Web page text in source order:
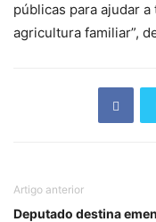
públicas para ajudar
agricultura familiar”,
Artigo anterior
Deputado destina